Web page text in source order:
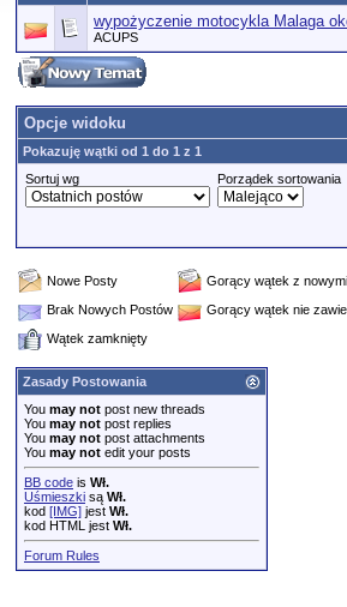
wypożyczenie motocykla Malaga
ACUPS
Opcje widoku
Pokazuję wątki od 1 do 1 z 1
Sortuj wg
Porządek sortowania
Nowe Posty
Gorący wątek z
Brak Nowych Postów
Gorący wątek nie
Wątek zamknięty
Zasady Postowania
You may not post new threads
You may not post replies
You may not post attachments
You may not edit your posts
BB code is Wł.
Uśmieszki są Wł.
kod [IMG] jest Wł.
kod HTML jest Wł.
Forum Rules